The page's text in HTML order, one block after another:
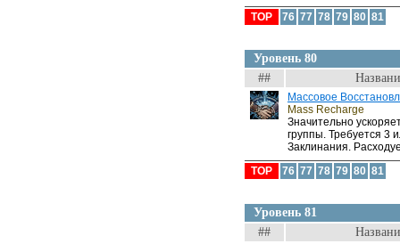
TOP
76 77 78 79 80 81
Уровень 80
##
Массовое
Mass Recharge
Значительно
группы. Требуется 3
Заклинания.
TOP
76 77 78 79 80 81
Уровень 81
##